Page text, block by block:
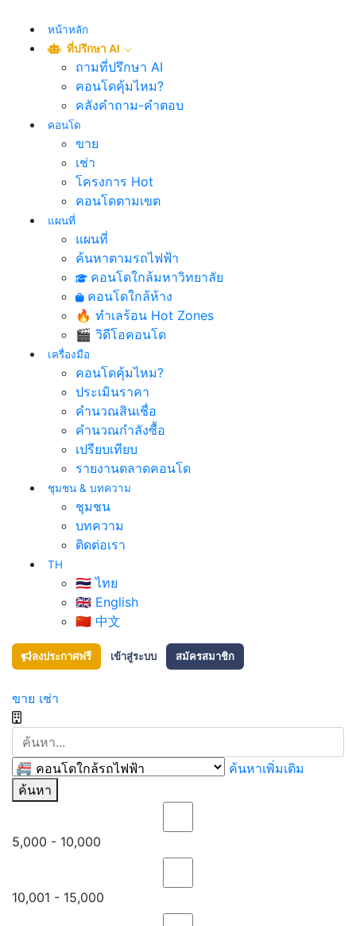
หน้าหลัก
ที่ปรึกษา AI
ถามที่ปรึกษา AI
คอนโดคุ้มไหม?
คลังคำถาม-คำตอบ
คอนโด
ขาย
เช่า
โครงการ Hot
คอนโดตามเขต
แผนที่
แผนที่
ค้นหาตามรถไฟฟ้า
คอนโดใกล้มหาวิทยาลัย
คอนโดใกล้ห้าง
🔥 ทำเลร้อน Hot Zones
🎬 วิดีโอคอนโด
เครื่องมือ
คอนโดคุ้มไหม?
ประเมินราคา
คำนวณสินเชื่อ
คำนวณกำลังซื้อ
เปรียบเทียบ
รายงานตลาดคอนโด
ชุมชน & บทความ
ชุมชน
บทความ
ติดต่อเรา
TH
🇹🇭 ไทย
🇬🇧 English
🇨🇳 中文
ลงประกาศฟรี เข้าสู่ระบบ สมัครสมาชิก
ขาย เช่า
ค้นหาเพิ่มเติม
ค้นหา
5,000 - 10,000
10,001 - 15,000